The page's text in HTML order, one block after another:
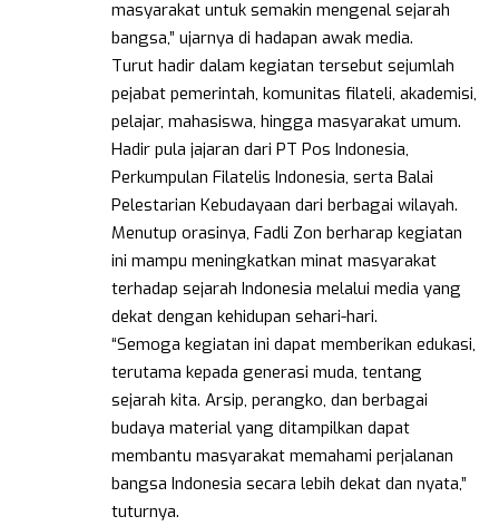
masyarakat untuk semakin mengenal sejarah
bangsa,” ujarnya di hadapan awak media.
Turut hadir dalam kegiatan tersebut sejumlah
pejabat pemerintah, komunitas filateli, akademisi,
pelajar, mahasiswa, hingga masyarakat umum.
Hadir pula jajaran dari PT Pos Indonesia,
Perkumpulan Filatelis Indonesia, serta Balai
Pelestarian Kebudayaan dari berbagai wilayah.
Menutup orasinya, Fadli Zon berharap kegiatan
ini mampu meningkatkan minat masyarakat
terhadap sejarah Indonesia melalui media yang
dekat dengan kehidupan sehari-hari.
“Semoga kegiatan ini dapat memberikan edukasi,
terutama kepada generasi muda, tentang
sejarah kita. Arsip, perangko, dan berbagai
budaya material yang ditampilkan dapat
membantu masyarakat memahami perjalanan
bangsa Indonesia secara lebih dekat dan nyata,”
tuturnya.